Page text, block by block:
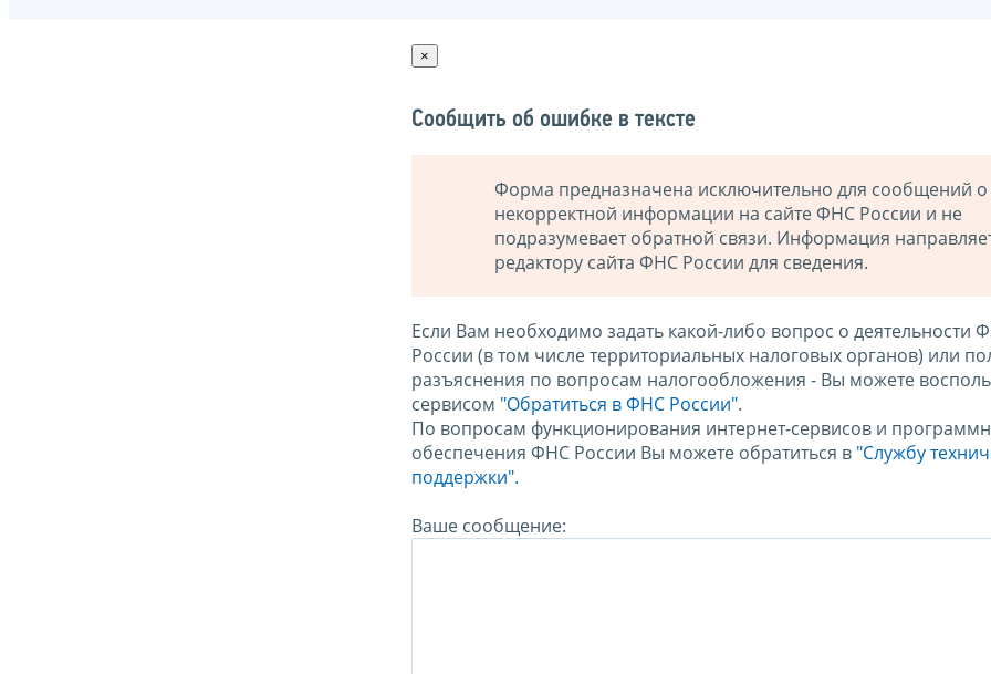
×
Сообщить об ошибке в тексте
Форма предназначена исключительно для сообщений о
некорректной информации на сайте ФНС России и не
подразумевает обратной связи. Информация
редактору сайта ФНС России для сведения.
Если Вам необходимо задать какой-либо вопрос о деятельности
России (в том числе территориальных налоговых органов) или
разъяснения по вопросам налогообложения - Вы можете
сервисом "Обратиться в ФНС России".
По вопросам функционирования интернет-сервисов и
обеспечения ФНС России Вы можете обратиться в "Службу
поддержки".
Ваше сообщение: